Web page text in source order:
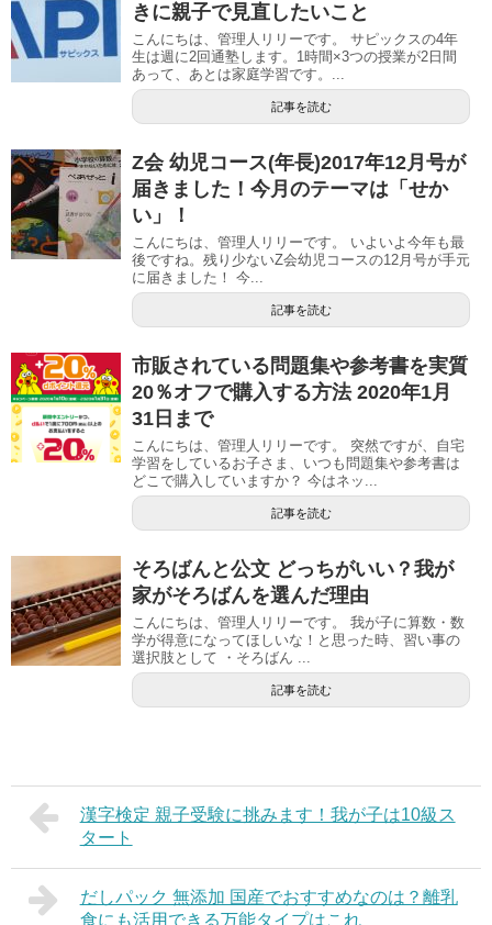
きに親子で見直したいこと
こんにちは、管理人リリーです。 サピックスの4年
生は週に2回通塾します。1時間×3つの授業が2日間
あって、あとは家庭学習です。...
記事を読む
Z会 幼児コース(年長)2017年12月号が
届きました！今月のテーマは「せか
い」！
こんにちは、管理人リリーです。 いよいよ今年も最
後ですね。残り少ないZ会幼児コースの12月号が手元
に届きました！ 今...
記事を読む
市販されている問題集や参考書を実質
20％オフで購入する方法 2020年1月
31日まで
こんにちは、管理人リリーです。 突然ですが、自宅
学習をしているお子さま、いつも問題集や参考書は
どこで購入していますか？ 今はネッ...
記事を読む
そろばんと公文 どっちがいい？我が
家がそろばんを選んだ理由
こんにちは、管理人リリーです。 我が子に算数・数
学が得意になってほしいな！と思った時、習い事の
選択肢として ・そろばん ...
記事を読む
漢字検定 親子受験に挑みます！我が子は10級ス
タート
だしパック 無添加 国産でおすすめなのは？離乳
食にも活用できる万能タイプはこれ